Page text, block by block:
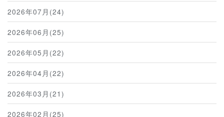
2026年07月(24)
2026年06月(25)
2026年05月(22)
2026年04月(22)
2026年03月(21)
2026年02月(25)